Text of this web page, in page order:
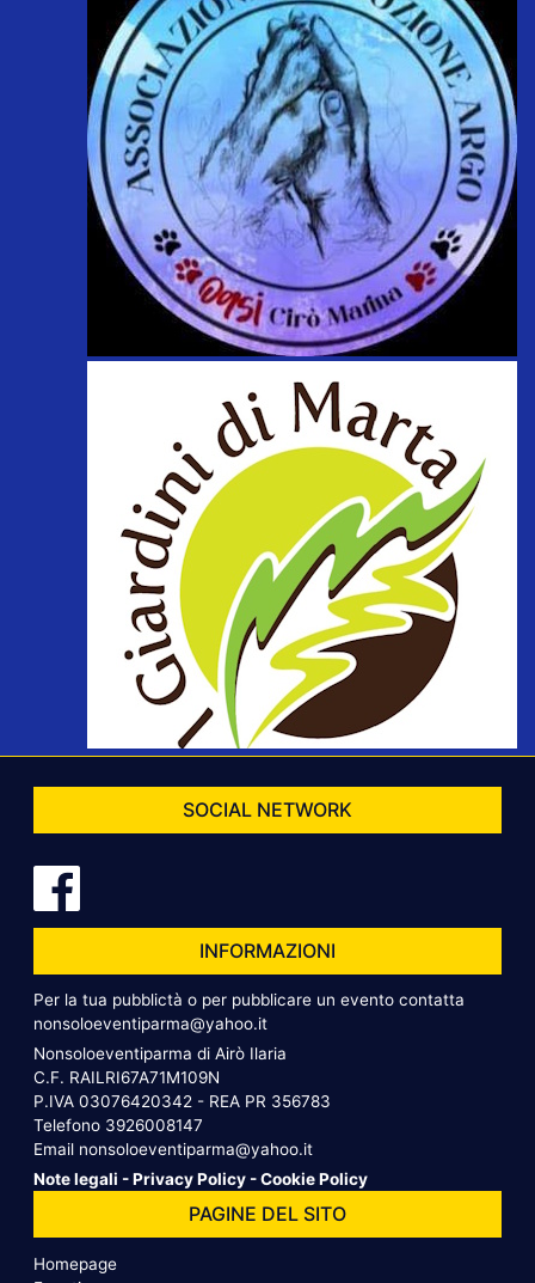
SOCIAL NETWORK
INFORMAZIONI
Per la tua pubblictà o per pubblicare un evento contatta
nonsoloeventiparma@yahoo.it
Nonsoloeventiparma di Airò Ilaria
C.F. RAILRI67A71M109N
P.IVA 03076420342 - REA PR 356783
Telefono 3926008147
Email nonsoloeventiparma@yahoo.it
Note legali -Privacy Policy -Cookie Policy
PAGINE DEL SITO
Homepage